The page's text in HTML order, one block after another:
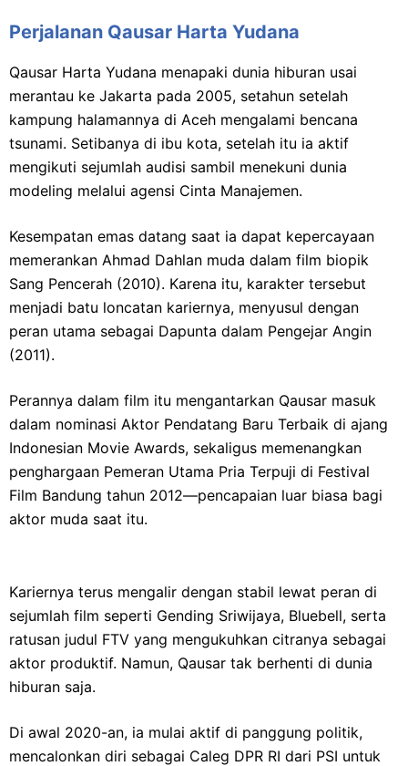
Perjalanan Qausar Harta Yudana
Qausar Harta Yudana menapaki dunia hiburan usai
merantau ke Jakarta pada 2005, setahun setelah
kampung halamannya di Aceh mengalami bencana
tsunami. Setibanya di ibu kota, setelah itu ia aktif
mengikuti sejumlah audisi sambil menekuni dunia
modeling melalui agensi Cinta Manajemen.
Kesempatan emas datang saat ia dapat kepercayaan
memerankan Ahmad Dahlan muda dalam film biopik
Sang Pencerah (2010). Karena itu, karakter tersebut
menjadi batu loncatan kariernya, menyusul dengan
peran utama sebagai Dapunta dalam Pengejar Angin
(2011).
Perannya dalam film itu mengantarkan Qausar masuk
dalam nominasi Aktor Pendatang Baru Terbaik di ajang
Indonesian Movie Awards, sekaligus memenangkan
penghargaan Pemeran Utama Pria Terpuji di Festival
Film Bandung tahun 2012—pencapaian luar biasa bagi
aktor muda saat itu.
Kariernya terus mengalir dengan stabil lewat peran di
sejumlah film seperti Gending Sriwijaya, Bluebell, serta
ratusan judul FTV yang mengukuhkan citranya sebagai
aktor produktif. Namun, Qausar tak berhenti di dunia
hiburan saja.
Di awal 2020-an, ia mulai aktif di panggung politik,
mencalonkan diri sebagai Caleg DPR RI dari PSI untuk